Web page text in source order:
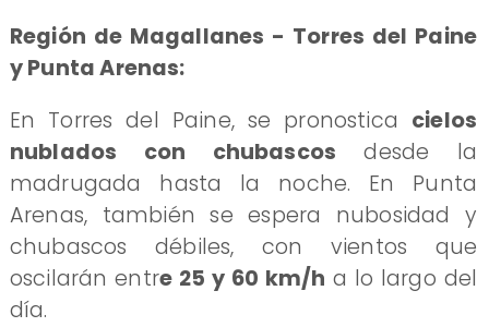
Región de Magallanes - Torres del Paine
y Punta Arenas:
En Torres del Paine, se pronostica cielos
nublados con chubascos desde la
madrugada hasta la noche. En Punta
Arenas, también se espera nubosidad y
chubascos débiles, con vientos que
oscilarán entre 25 y 60 km/h a lo largo del
día.